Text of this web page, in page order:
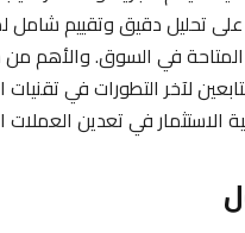
على تحليل دقيق وتقييم
المتاحة في السوق. والأهم
لآخر التطورات في تقنيات
الاستثمار في تعدين العملات